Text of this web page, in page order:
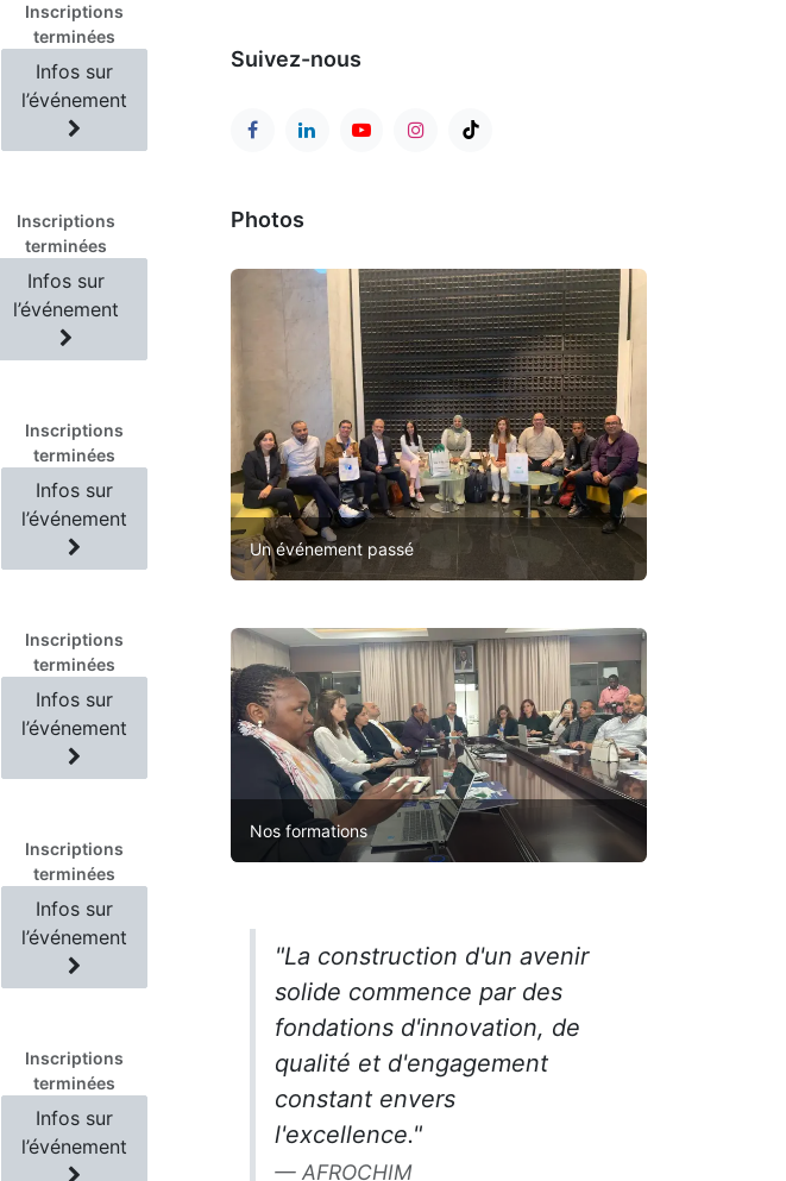
Inscriptions
terminées
Infos sur
l’événement
Inscriptions
terminées
Infos sur
Inscriptions
terminées
Infos sur
l’événement
Inscriptions
terminées
Infos sur
l’événement
Inscriptions
terminées
Infos sur
l’événement
Inscriptions
terminées
Infos sur
l’événement
Suivez-nous
Photos
Un événement passé
Nos formations
"La construction d'un avenir
solide commence par des
fondations d'innovation, de
qualité et d'engagement
constant envers
l'excellence."
AFROCHIM